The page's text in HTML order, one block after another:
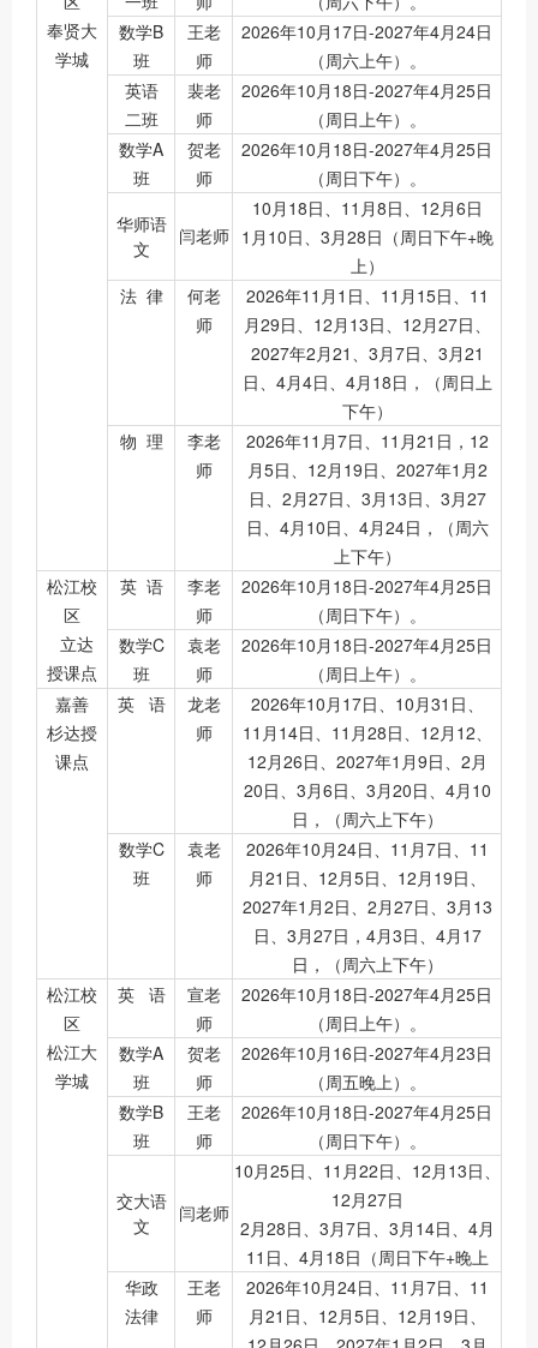
奉贤大
学城
数学B
班
王老
师
2026年10月17日-2027年4月24日
（周六上午）。
英语
二班
裴老
师
2026年10月18日-2027年4月25日
（周日上午）。
数学A
班
贺老
师
2026年10月18日-2027年4月25日
（周日下午）。
华师语
文
闫老师
10月18日、11月8日、12月6日
1月10日、3月28日（周日下午+晚
上）
法 律
何老
师
2026年11月1日、11月15日、11
月29日、12月13日、12月27日、
2027年2月21、3月7日、3月21
日、4月4日、4月18日，（周日上
下午）
物 理
李老
师
2026年11月7日、11月21日，12
月5日、12月19日、2027年1月2
日、2月27日、3月13日、3月27
日、4月10日、4月24日，（周六
上下午）
松江校
区
立达
授课点
英 语
李老
师
2026年10月18日-2027年4月25日
（周日下午）。
数学C
班
袁老
师
2026年10月18日-2027年4月25日
（周日上午）。
嘉善
杉达授
课点
英 语
龙老
师
2026年10月17日、10月31日、
11月14日、11月28日、12月12、
12月26日、2027年1月9日、2月
20日、3月6日、3月20日、4月10
日，（周六上下午）
数学C
班
袁老
师
2026年10月24日、11月7日、11
月21日、12月5日、12月19日、
2027年1月2日、2月27日、3月13
日、3月27日，4月3日、4月17
日，（周六上下午）
松江校
区
松江大
学城
英 语
宣老
师
2026年10月18日-2027年4月25日
（周日上午）。
数学A
班
贺老
师
2026年10月16日-2027年4月23日
（周五晚上）。
数学B
班
王老
师
2026年10月18日-2027年4月25日
（周日下午）。
交大语
文
闫老师
10月25日、11月22日、12月13日、
12月27日
2月28日、3月7日、3月14日、4月
11日、4月18日（周日下午+晚上
华政
法律
王老
师
2026年10月24日、11月7日、11
月21日、12月5日、12月19日、